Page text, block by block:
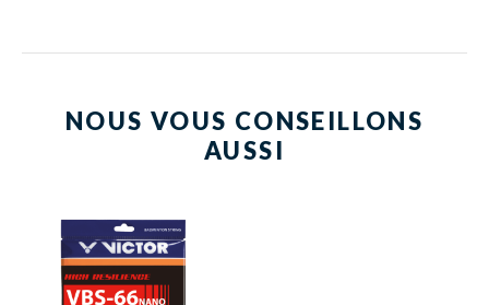
NOUS VOUS CONSEILLONS
AUSSI